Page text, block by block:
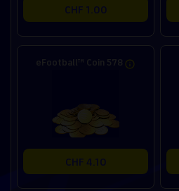
CHF 1.00
eFootball™ Coin 578
CHF 4.10